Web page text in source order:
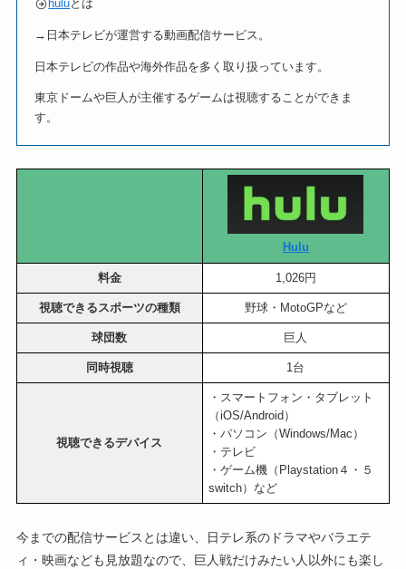
huluとは
→日本テレビが運営する動画配信サービス。
日本テレビの作品や海外作品を多く取り扱っています。
東京ドームや巨人が主催するゲームは視聴することができま
す。
Hulu
料金 1,026円
視聴できるスポーツの種類 野球・MotoGPなど
球団数 巨人
同時視聴 1台
視聴できるデバイス
・スマートフォン・タブレット
（iOS/Android）
・パソコン（Windows/Mac）
・テレビ
・ゲーム機（Playstation４・５
switch）など
今までの配信サービスとは違い、日テレ系のドラマやバラエテ
ィ・映画なども見放題なので、巨人戦だけみたい人以外にも楽し